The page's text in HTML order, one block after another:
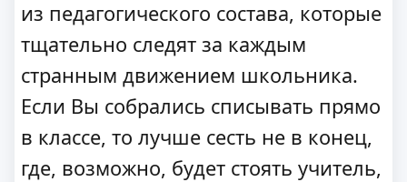
из педагогического состава, которые
тщательно следят за каждым
странным движением школьника.
Если Вы собрались списывать прямо
в классе, то лучше сесть не в конец,
где, возможно, будет стоять учитель,